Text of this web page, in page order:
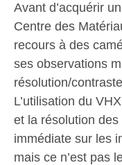
Avant d’acquérir
Centre des
recours à des
ses observations
résolution/
L’utilisation du
et la résolution
immédiate sur les
mais ce n’est pas